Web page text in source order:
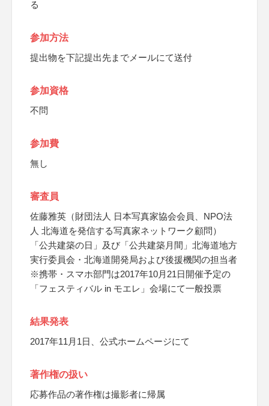
る
参加方法
提出物を下記提出先までメールにて送付
参加資格
不問
参加費
無し
審査員
佐藤雅英（財団法人 日本写真家協会会員、NPO法
人 北海道を発信する写真家ネットワーク顧問）
「公共建築の日」及び「公共建築月間」北海道地方
実行委員会・北海道開発局および後援機関の担当者
※携帯・スマホ部門は2017年10月21日開催予定の
「フェスティバル in モエレ」会場にて一般投票
結果発表
2017年11月1日、公式ホームページにて
著作権の扱い
応募作品の著作権は撮影者に帰属